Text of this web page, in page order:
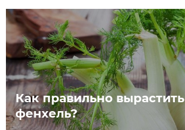
Как правильно вырастить
фенхель?